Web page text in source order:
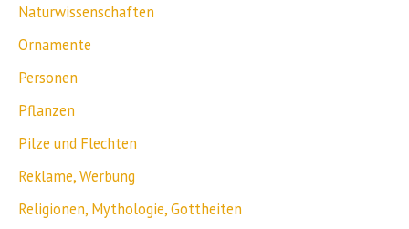
Naturwissenschaften
Ornamente
Personen
Pflanzen
Pilze und Flechten
Reklame, Werbung
Religionen, Mythologie, Gottheiten